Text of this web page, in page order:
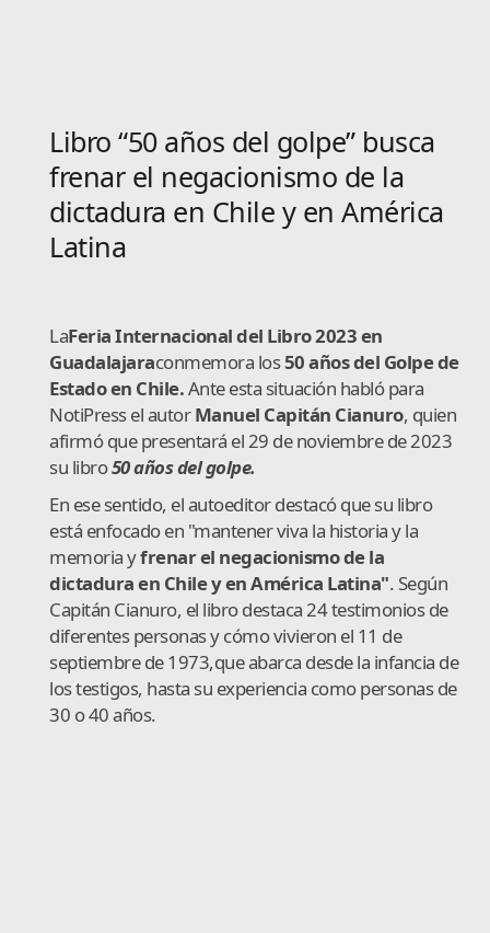
Libro “50 años del golpe” busca
frenar el negacionismo de la
dictadura en Chile y en América
Latina
LaFeria Internacional del Libro 2023 en
Guadalajaraconmemora los50 años del Golpe de
Estado en Chile.Ante esta situación habló para
NotiPress el autorManuel Capitán Cianuro, quien
afirmó que presentará el 29 de noviembre de 2023
su libro50 años del golpe.
En ese sentido, el autoeditor destacó que su libro
está enfocado en "mantener viva la historia y la
memoria yfrenar el negacionismo de la
dictadura en Chile y en América Latina". Según
Capitán Cianuro, el libro destaca 24 testimonios de
diferentes personas y cómo vivieron el 11 de
septiembre de 1973,que abarca desde la infancia de
los testigos, hasta su experiencia como personas de
30 o 40 años.